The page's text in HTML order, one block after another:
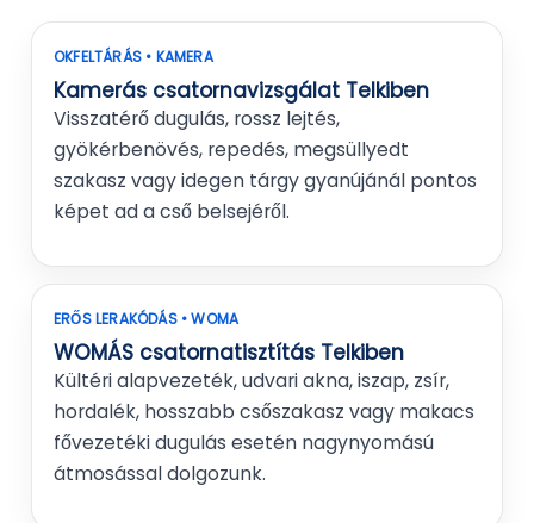
OKFELTÁRÁS • KAMERA
Kamerás csatornavizsgálat Telkiben
Visszatérő dugulás, rossz lejtés,
gyökérbenövés, repedés, megsüllyedt
szakasz vagy idegen tárgy gyanújánál pontos
képet ad a cső belsejéről.
ERŐS LERAKÓDÁS • WOMA
WOMÁS csatornatisztítás Telkiben
Kültéri alapvezeték, udvari akna, iszap, zsír,
hordalék, hosszabb csőszakasz vagy makacs
fővezetéki dugulás esetén nagynyomású
átmosással dolgozunk.